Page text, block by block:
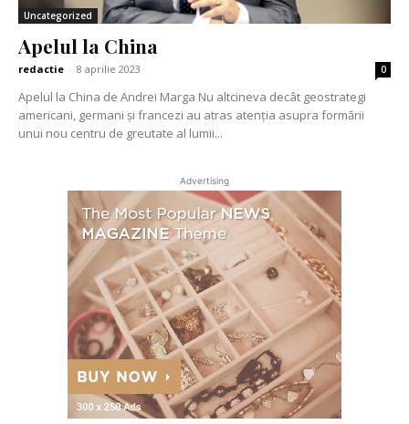
Uncategorized
Apelul la China
redactie - 8 aprilie 2023 0
Apelul la China de Andrei Marga Nu altcineva decât geostrategi
americani, germani și francezi au atras atenția asupra formării
unui nou centru de greutate al lumii...
Advertising